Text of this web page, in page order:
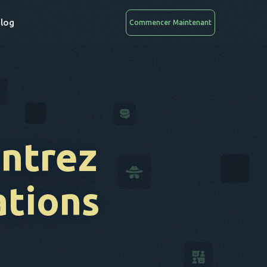
Commencer Maintenant